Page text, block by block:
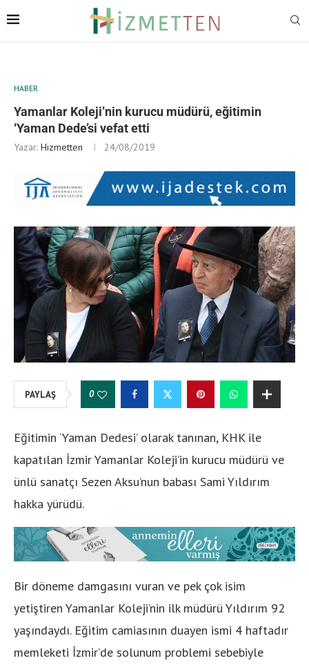
HABER
Yamanlar Koleji’nin kurucu müdürü, eğitimin
‘Yaman Dede’si vefat etti
Yazar: Hizmetten 24/08/2019
PAYLAŞ 0
Eğitimin ‘Yaman Dedesi’ olarak tanınan, KHK ile
kapatılan İzmir Yamanlar Koleji’in kurucu müdürü ve
ünlü sanatçı Sezen Aksu’nun babası Sami Yıldırım
hakka yürüdü.
Bir döneme damgasını vuran ve pek çok isim
yetiştiren Yamanlar Koleji’nin ilk müdürü Yıldırım 92
yaşındaydı. Eğitim camiasının duayen ismi 4 haftadır
memleketi İzmir’de solunum problemi sebebiyle